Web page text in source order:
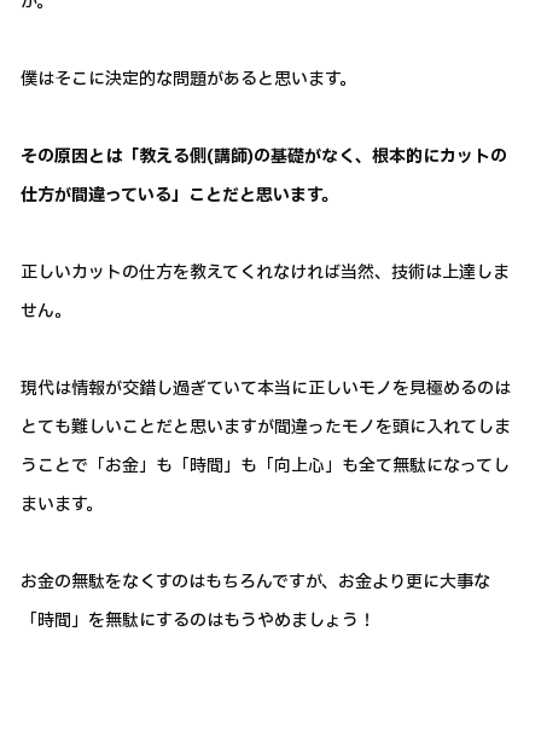
僕はそこに決定的な問題があると思います。
その原因とは「教える側(講師)の基礎がなく、根本的にカットの
仕方が間違っている」ことだと思います。
正しいカットの仕方を教えてくれなければ当然、技術は上達しま
せん。
現代は情報が交錯し過ぎていて本当に正しいモノを見極めるのは
とても難しいことだと思いますが間違ったモノを頭に入れてしま
うことで「お金」も「時間」も「向上心」も全て無駄になってし
まいます。
お金の無駄をなくすのはもちろんですが、お金より更に大事な
「時間」を無駄にするのはもうやめましょう！